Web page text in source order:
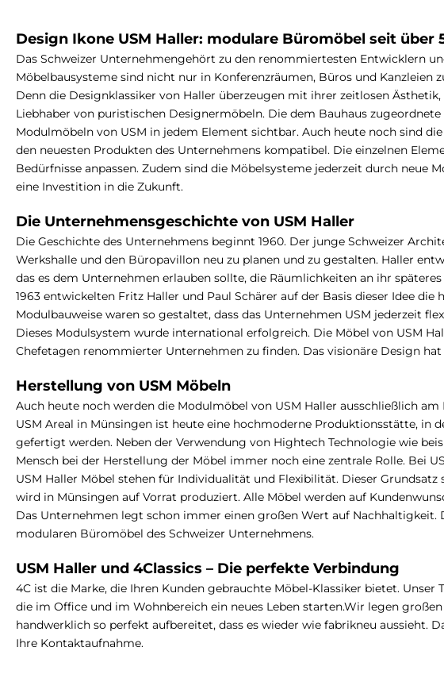
Design Ikone USM Haller: modulare Büromöbel seit über
Das Schweizer Unternehmengehört zu den renommiertesten Entwicklern
Möbelbausysteme sind nicht nur in Konferenzräumen, Büros und Kanzleien
Denn die Designklassiker von Haller überzeugen mit ihrer zeitlosen
Liebhaber von puristischen Designermöbeln. Die dem Bauhaus
Modulmöbeln von USM in jedem Element sichtbar. Auch heute noch sind
den neuesten Produkten des Unternehmens kompatibel. Die einzelnen
Bedürfnisse anpassen. Zudem sind die Möbelsysteme jederzeit durch neue
eine Investition in die Zukunft.
Die Unternehmensgeschichte von USM Haller
Die Geschichte des Unternehmens beginnt 1960. Der junge Schweizer
Werkshalle und den Büropavillon neu zu planen und zu gestalten. Haller
das es dem Unternehmen erlauben sollte, die Räumlichkeiten an ihr
1963 entwickelten Fritz Haller und Paul Schärer auf der Basis dieser Idee
Modulbauweise waren so gestaltet, dass das Unternehmen USM jederzeit
Dieses Modulsystem wurde international erfolgreich. Die Möbel von USM
Chefetagen renommierter Unternehmen zu finden. Das visionäre Design
Herstellung von USM Möbeln
Auch heute noch werden die Modulmöbel von USM Haller ausschließlich
USM Areal in Münsingen ist heute eine hochmoderne Produktionsstätte, in
gefertigt werden. Neben der Verwendung von Hightech Technologie wie
Mensch bei der Herstellung der Möbel immer noch eine zentrale Rolle. Bei
USM Haller Möbel stehen für Individualität und Flexibilität. Dieser
wird in Münsingen auf Vorrat produziert. Alle Möbel werden auf
Das Unternehmen legt schon immer einen großen Wert auf
modularen Büromöbel des Schweizer Unternehmens.
USM Haller und 4Classics – Die perfekte Verbindung
4C ist die Marke, die Ihren Kunden gebrauchte Möbel-Klassiker bietet.
die im Office und im Wohnbereich ein neues Leben starten.Wir legen
handwerklich so perfekt aufbereitet, dass es wieder wie fabrikneu aussieht.
Ihre Kontaktaufnahme.